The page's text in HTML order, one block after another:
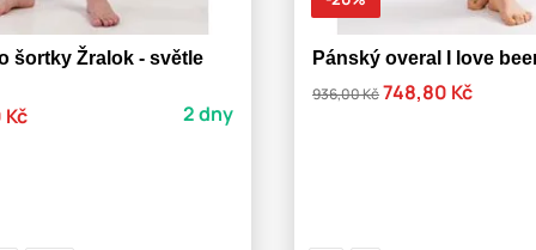
šortky Žralok - světle
2 dny
Pánský overal I love
936,00 Kč748,80 Kč